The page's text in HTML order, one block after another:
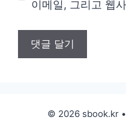
이메일, 그리고 웹
© 2026 sbook.kr•